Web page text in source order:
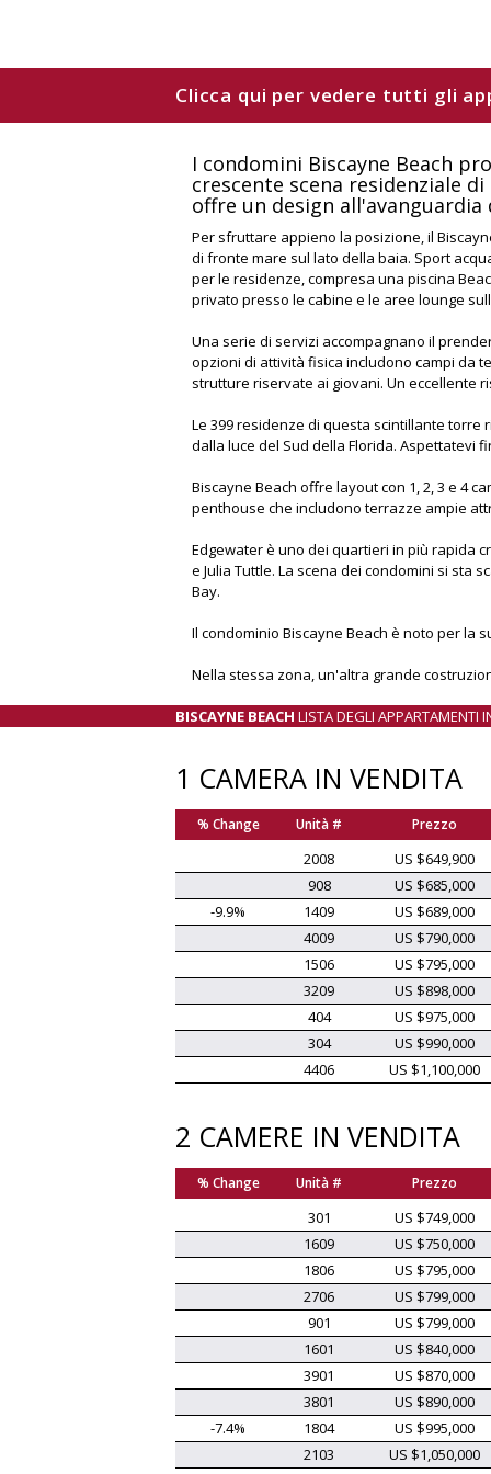
Clicca qui per vedere tutti gli
I condomini Biscayne Beach
crescente scena residenziale
offre un design
Per sfruttare appieno la posizione, il
di fronte mare sul lato della baia. Sport
per le residenze, compresa una piscina
privato presso le cabine e le aree lounge
Una serie di servizi accompagnano il
opzioni di attività fisica includono campi da
strutture riservate ai giovani. Un eccellente
Le 399 residenze di questa scintillante
dalla luce del Sud della Florida. Aspettatevi
Biscayne Beach offre layout con 1, 2, 3 e 4
penthouse che includono terrazze ampie
Edgewater è uno dei quartieri in più rapida
e Julia Tuttle. La scena dei condomini si sta
Bay.
Il condominio Biscayne Beach è noto per la
Nella stessa zona, un'altra grande
BISCAYNE BEACH LISTA DEGLI APPARTAMENTI
1 CAMERA IN VENDITA
% Change Unità # Prezzo
2008
US $649,900
908
US $685,000
-9.9%
1409
US $689,000
4009
US $790,000
1506
US $795,000
3209
US $898,000
404
US $975,000
304
US $990,000
4406
US $1,100,000
2 CAMERE IN VENDITA
% Change Unità # Prezzo
301
US $749,000
1609
US $750,000
1806
US $795,000
2706
US $799,000
901
US $799,000
1601
US $840,000
3901
US $870,000
3801
US $890,000
-7.4%
1804
US $995,000
2103
US $1,050,000